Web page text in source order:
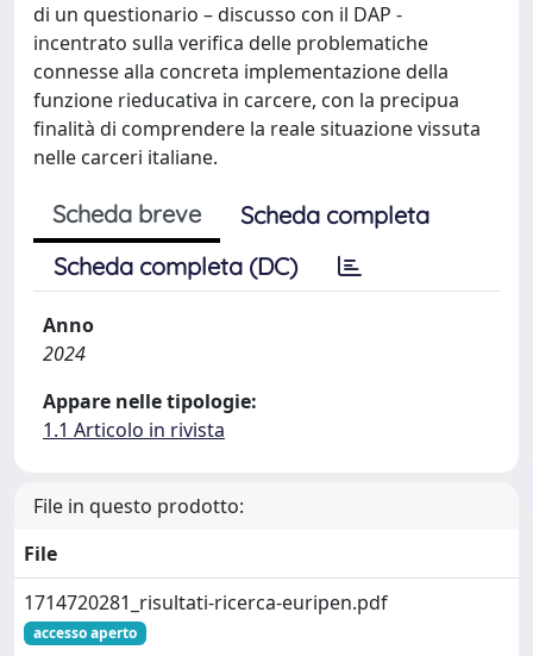
di un questionario – discusso con il DAP -
incentrato sulla verifica delle problematiche
connesse alla concreta implementazione della
funzione rieducativa in carcere, con la precipua
finalità di comprendere la reale situazione vissuta
nelle carceri italiane.
Scheda breve
Scheda completa
Scheda completa (DC)
Anno
2024
Appare nelle tipologie:
1.1 Articolo in rivista
File in questo prodotto:
File
1714720281_risultati-ricerca-euripen.pdf
accesso aperto